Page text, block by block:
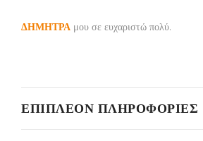
ΔΗΜΗΤΡΑ μου σε ευχαριστώ πολύ.
ΕΠΙΠΛΈΟΝ ΠΛΗΡΟΦΟΡΊΕΣ